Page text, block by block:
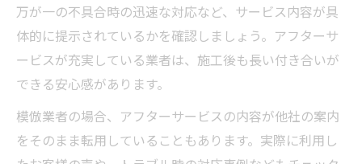
万が一の不具合時の迅速な対応など、サービス内容が具
体的に提示されているかを確認しましょう。アフターサ
ービスが充実している業者は、施工後も長い付き合いが
できる安心感があります。
模倣業者の場合、アフターサービスの内容が他社の案内
をそのまま転用していることもあります。実際に利用し